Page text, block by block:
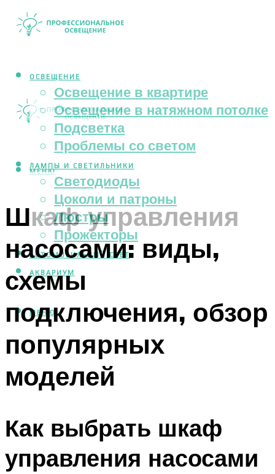
ОСВЕЩЕНИЕ
Освещение в квартире
Освещение в натяжном потолке
Подсветка
Проблемы со светом
ЛАМПЫ И СВЕТИЛЬНИКИ
Светодиоды
Цоколи и патроны
Люстры
Прожекторы
АВТОМОБИЛЬНЫЙ СВЕТ
АКВАРИУМ
МЕНЮ
МЕНЮ
Шкаф управления
насосами: виды,
схемы
подключения, обзор
популярных
моделей
Как выбрать шкаф
управления насосами